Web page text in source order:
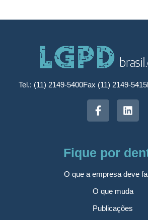
Tel.: (11) 2149-5400Fax (11) 2149-5415
Fique por
O que a empresa deve
O que muda
Publicações